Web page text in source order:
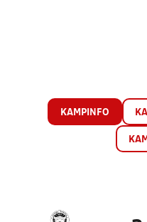
KAMPINFO